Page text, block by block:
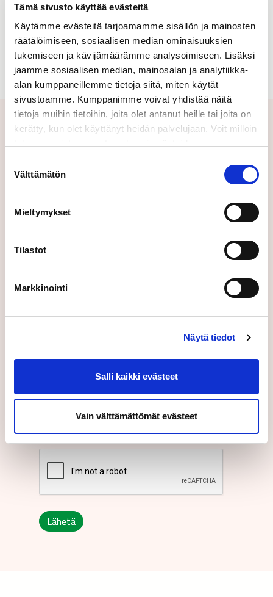
Tämä sivusto käyttää evästeitä
Käytämme evästeitä tarjoamamme sisällön ja mainosten
räätälöimiseen, sosiaalisen median ominaisuuksien
tukemiseen ja kävijämäärämme analysoimiseen. Lisäksi
jaamme sosiaalisen median, mainosalan ja analytiikka-
alan kumppaneillemme tietoja siitä, miten käytät
sivustoamme. Kumppanimme voivat yhdistää näitä
tietoja muihin tietoihin, joita olet antanut heille tai joita on
kerätty, kun olet käyttänyt heidän palvelujaan. Voit milloin
valinta
Välttämätön
Mieltymykset
Tilastot
Markkinointi
Näytä tiedot
Salli kaikki evästeet
Vain välttämättömät evästeet
High
quality
Low
quality
Lisätietoja ja tiedotteiden
Caverion Suomi maija.jokiniemi@caverion.com,
Suomeksi
Lähettämällä tämän lomakkeen hyväksyt
Lähetä